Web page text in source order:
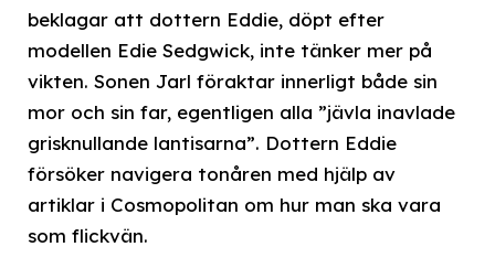
beklagar att dottern Eddie, döpt efter
modellen Edie Sedgwick, inte tänker mer på
vikten. Sonen Jarl föraktar innerligt både sin
mor och sin far, egentligen alla ”jävla inavlade
grisknullande lantisarna”. Dottern Eddie
försöker navigera tonåren med hjälp av
artiklar i Cosmopolitan om hur man ska vara
som flickvän.